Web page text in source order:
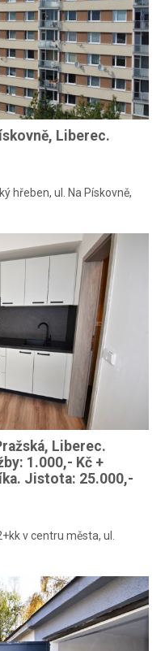
Liberec.
hřeben, ul. Na Pískovně,
Liberec.
1.000,- Kč +
Jistota: 25.000,-
v centru města, ul.